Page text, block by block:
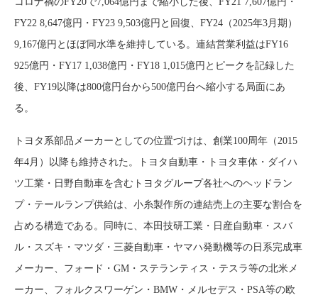
FY22 8,647億円・FY23 9,503億円と回復、FY24（2025年3月期）
9,167億円とほぼ同水準を維持している。連結営業利益はFY16
925億円・FY17 1,038億円・FY18 1,015億円とピークを記録した
後、FY19以降は800億円台から500億円台へ縮小する局面にあ
る。
トヨタ系部品メーカーとしての位置づけは、創業100周年（2015
年4月）以降も維持された。トヨタ自動車・トヨタ車体・ダイハ
ツ工業・日野自動車を含むトヨタグループ各社へのヘッドラン
プ・テールランプ供給は、小糸製作所の連結売上の主要な割合を
占める構造である。同時に、本田技研工業・日産自動車・スバ
ル・スズキ・マツダ・三菱自動車・ヤマハ発動機等の日系完成車
メーカー、フォード・GM・ステランティス・テスラ等の北米メ
ーカー、フォルクスワーゲン・BMW・メルセデス・PSA等の欧